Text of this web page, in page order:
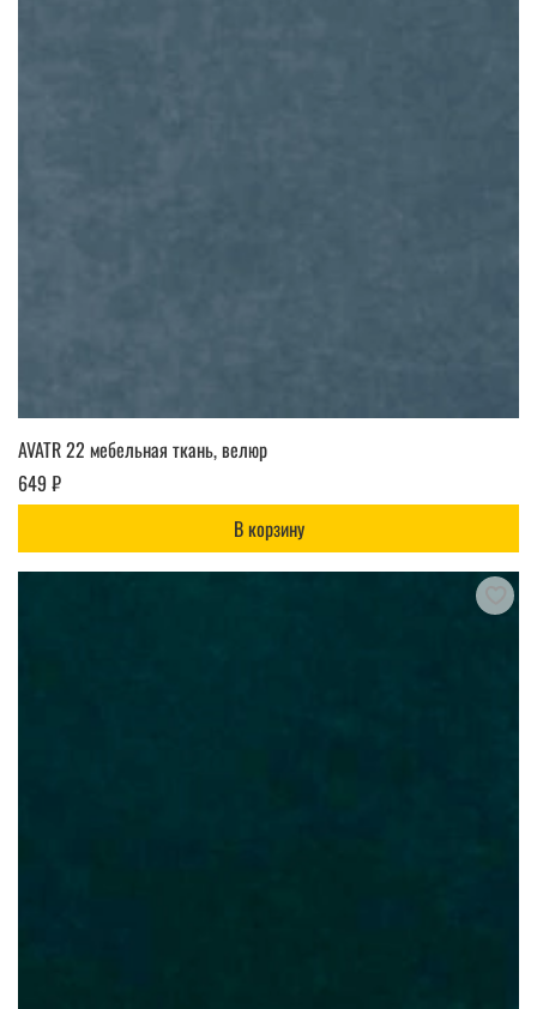
AVATR 22 мебельная ткань, велюр
649 ₽
В корзину